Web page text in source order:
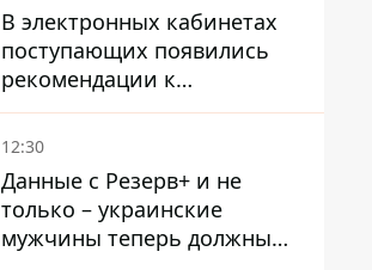
В электронных кабинетах
поступающих появились
рекомендации к
зачислению на бакалавриат
и в магистратуру – что
12:30
Данные с Резерв+ и не
только – украинские
мужчины теперь должны